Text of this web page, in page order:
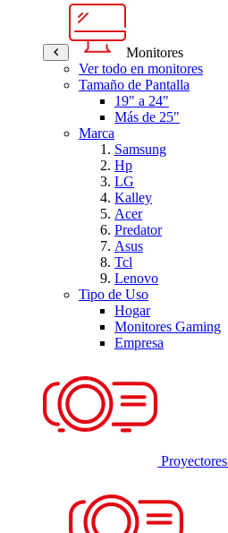
Monitores
Ver todo en monitores
Tamaño de Pantalla
19" a 24"
Más de 25"
Marca
Samsung
Hp
LG
Kalley
Acer
Predator
Asus
Tcl
Lenovo
Tipo de Uso
Hogar
Monitores Gaming
Empresa
Proyectores